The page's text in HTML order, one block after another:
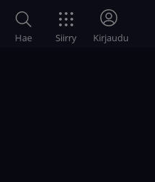
Hae Siirry Kirjaudu